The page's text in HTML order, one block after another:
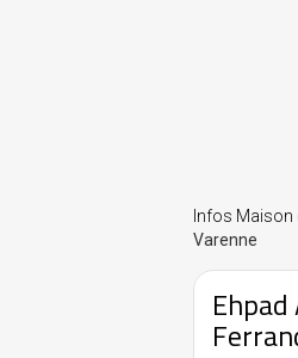
Infos Maison
Varenne